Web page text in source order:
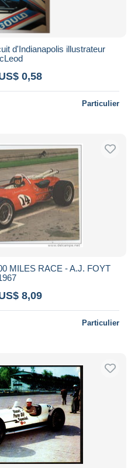
d'Indianapolis illustrateur
0,58
Particulier
MILES RACE - A.J. FOYT
8,09
Particulier